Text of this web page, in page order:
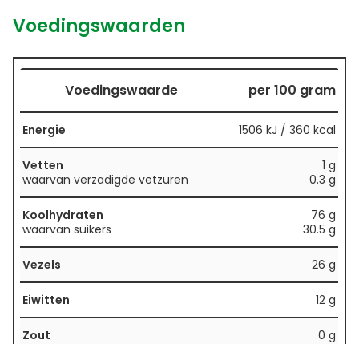
Voedingswaarden
Voedingswaarde per 100 gram
Energie 1506 kJ / 360 kcal
Vetten
waarvan verzadigde vetzuren
1 g
0.3 g
Koolhydraten
waarvan suikers
76 g
30.5 g
Vezels 26 g
Eiwitten 12 g
Zout 0 g